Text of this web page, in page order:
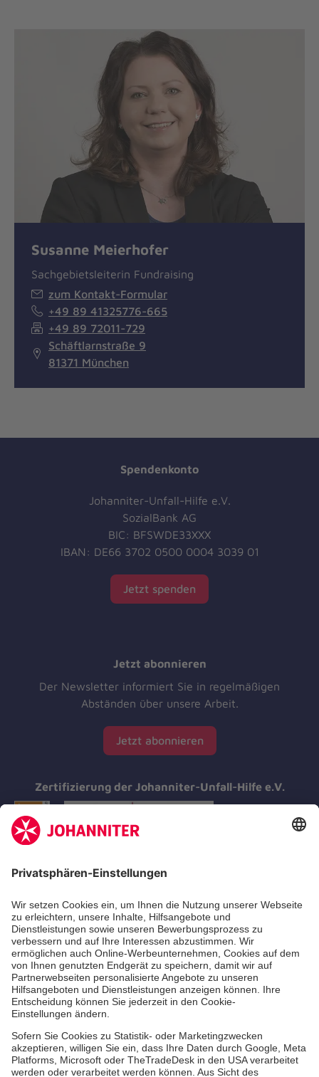
Susanne Meierhofer
Sachgebietsleiterin Fundraising
zum Kontakt-Formular
+49 89 41325776-665
+49 89 72011-729
Schäftlarnstraße 9
81371 München
Spendenkonto
Johanniter-Unfall-Hilfe e.V.
SozialBank AG
BIC: BFSWDE33XXX
IBAN: DE66 3702 0500 0004 3039 01
Jetzt spenden
Jetzt abonnieren
Der Newsletter informiert Sie in regelmäßigen
Abständen über unsere Arbeit.
Jetzt abonnieren
Zertifizierung der Johanniter-Unfall-Hilfe e.V.
Aus- & Fortbildungen
Erste-Hilfe-Kurse
Jobs & Ehrenamt
Freiwilligendienst
Spendenprojekte
Johanniter-Jugend